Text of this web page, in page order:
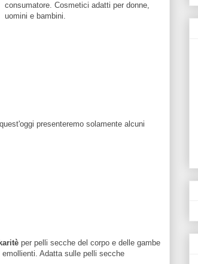
consumatore. Cosmetici adatti per donne,
uomini e bambini.
presenteremo solamente alcuni
per pelli secche del corpo e delle gambe
Adatta sulle pelli secche